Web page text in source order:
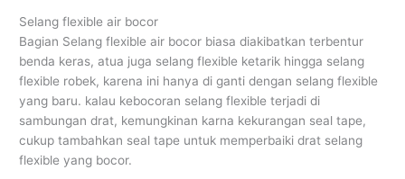
Selang flexible air bocor
Bagian Selang flexible air bocor biasa diakibatkan terbentur
benda keras, atua juga selang flexible ketarik hingga selang
flexible robek, karena ini hanya di ganti dengan selang flexible
yang baru. kalau kebocoran selang flexible terjadi di
sambungan drat, kemungkinan karna kekurangan seal tape,
cukup tambahkan seal tape untuk memperbaiki drat selang
flexible yang bocor.